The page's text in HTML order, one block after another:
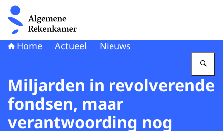
Naar de homepage van Algemene Rekenkamer
Home Actueel Nieuws
Miljarden in revolverende
fondsen, maar
verantwoording nog